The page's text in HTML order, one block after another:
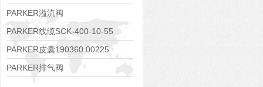
608074
PARKER溢流阀
RE06M35W2N1KWXG087
PARKER线缆SCK-400-10-55
PARKER皮囊190360 00225
PARKER排气阀